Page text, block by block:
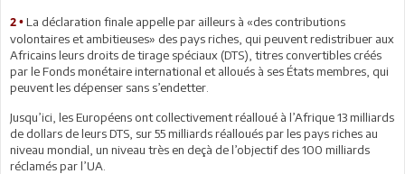
2 • La déclaration finale appelle par ailleurs à «des contributions
volontaires et ambitieuses» des pays riches, qui peuvent redistribuer aux
Africains leurs droits de tirage spéciaux (DTS), titres convertibles créés
par le Fonds monétaire international et alloués à ses États membres, qui
peuvent les dépenser sans s’endetter.
Jusqu’ici, les Européens ont collectivement réalloué à l’Afrique 13 milliards
de dollars de leurs DTS, sur 55 milliards réalloués par les pays riches au
niveau mondial, un niveau très en deçà de l’objectif des 100 milliards
réclamés par l’UA.